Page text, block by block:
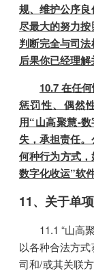
规、维护公序
尽最大的努力
判断完全与司
后果你已经理解
10.7 在任
惩罚性、偶然
用“山高聚慧-
失，承担责任
何种行为方式
数字化收运”软
11、关于单
11.1 “山高
以各种合法方
司和/或其关联